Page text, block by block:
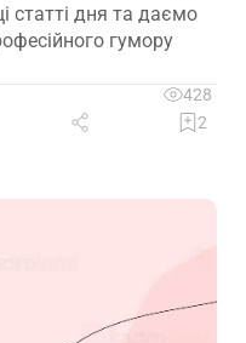
статті дня та даємо
гумору
428
2